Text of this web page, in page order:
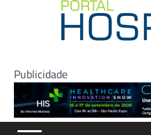
Publicidade